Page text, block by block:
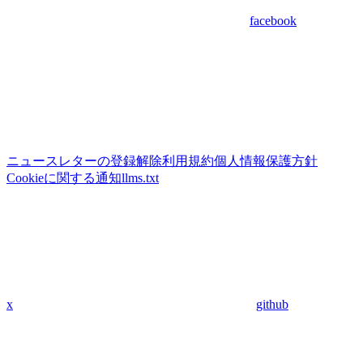
facebook
ニュースレターの登録解除利用規約個人情報保護方針
Cookieに関する通知llms.txt
x github